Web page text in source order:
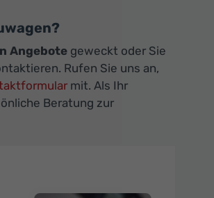
Angebotegeweckt oder Sie
Rufen Sie uns an,
mit. Als Ihr
Beratung zur